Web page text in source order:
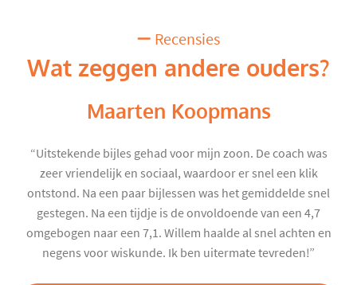
Recensies
Wat zeggen andere ouders?
Maarten Koopmans
“Uitstekende bijles gehad voor mijn zoon. De coach was
zeer vriendelijk en sociaal, waardoor er snel een klik
ontstond. Na een paar bijlessen was het gemiddelde snel
gestegen. Na een tijdje is de onvoldoende van een 4,7
omgebogen naar een 7,1. Willem haalde al snel achten en
negens voor wiskunde. Ik ben uitermate tevreden!”